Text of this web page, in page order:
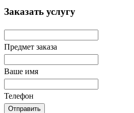
Заказать услугу
Предмет заказа
Ваше имя
Телефон
Отправить